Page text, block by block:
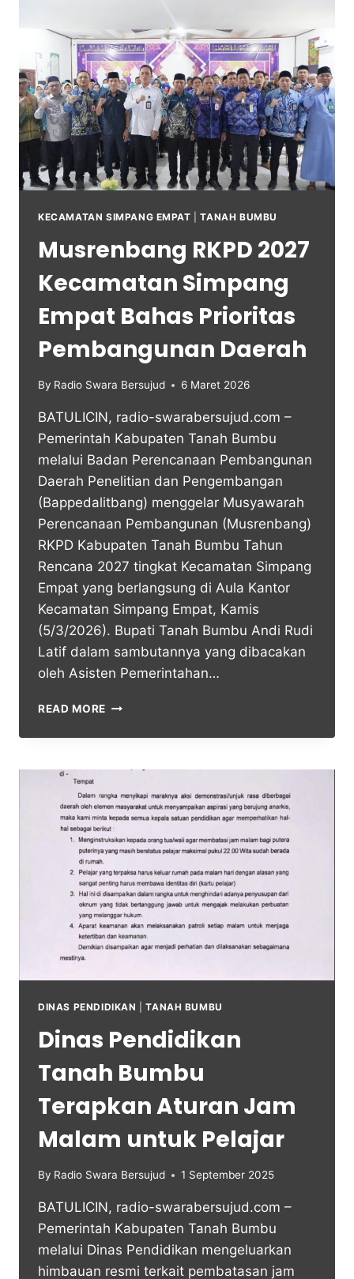
KECAMATAN SIMPANG EMPAT |TANAH BUMBU
Musrenbang RKPD 2027
Kecamatan Simpang
Empat Bahas Prioritas
Pembangunan Daerah
By Radio Swara Bersujud 6 Maret 2026
BATULICIN, radio-swarabersujud.com –
Pemerintah Kabupaten Tanah Bumbu
melalui Badan Perencanaan Pembangunan
Daerah Penelitian dan Pengembangan
(Bappedalitbang) menggelar Musyawarah
Perencanaan Pembangunan (Musrenbang)
RKPD Kabupaten Tanah Bumbu Tahun
Rencana 2027 tingkat Kecamatan Simpang
Empat yang berlangsung di Aula Kantor
Kecamatan Simpang Empat, Kamis
(5/3/2026). Bupati Tanah Bumbu Andi Rudi
Latif dalam sambutannya yang dibacakan
oleh Asisten Pemerintahan…
READ MORE
DINAS PENDIDIKAN |TANAH BUMBU
Dinas Pendidikan
Tanah Bumbu
Terapkan Aturan Jam
Malam untuk Pelajar
By Radio Swara Bersujud 1 September 2025
BATULICIN, radio-swarabersujud.com –
Pemerintah Kabupaten Tanah Bumbu
melalui Dinas Pendidikan mengeluarkan
himbauan resmi terkait pembatasan jam